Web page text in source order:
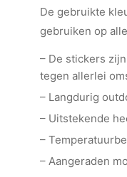
De gebruikte
gebruiken op
– De stickers
tegen allerlei
– Langdurig
– Uitstekende
–
– Aangeraden